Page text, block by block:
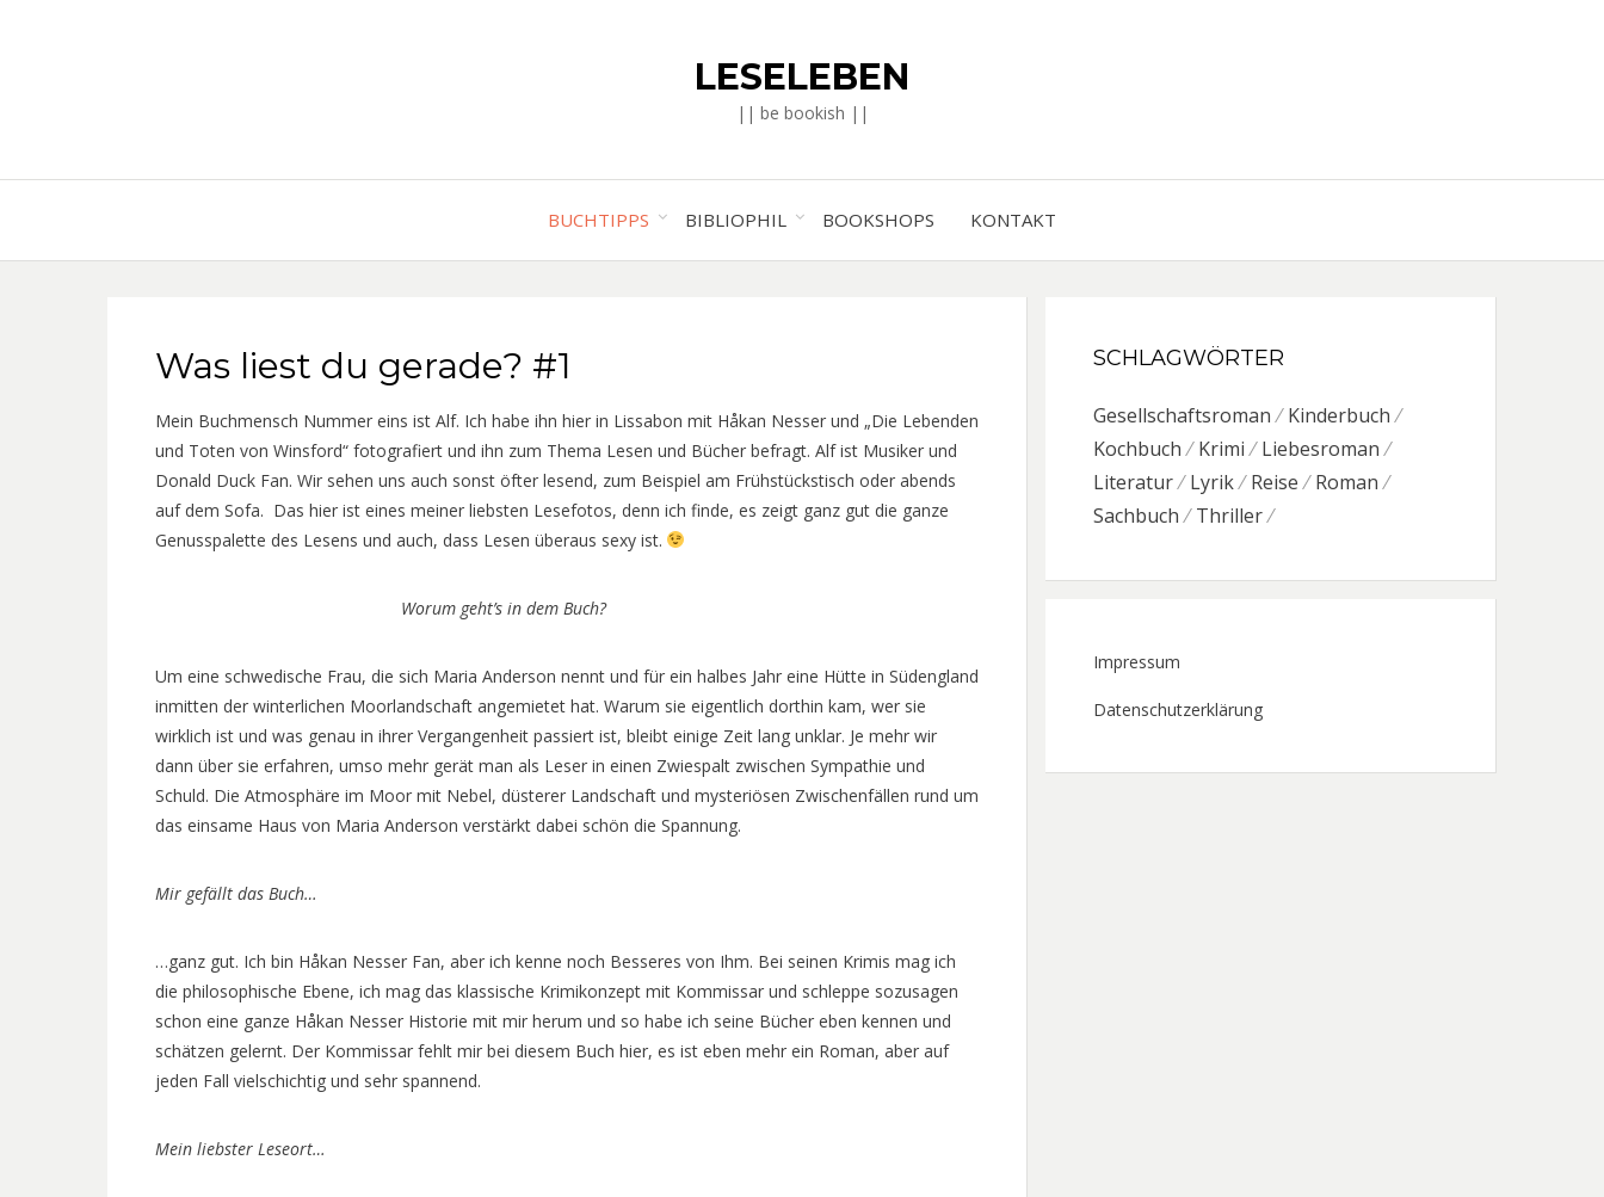
LESELEBEN
|| be bookish ||
BUCHTIPPS BIBLIOPHIL BOOKSHOPS KONTAKT
Was liest du gerade? #1
Mein Buchmensch Nummer eins ist Alf. Ich habe ihn hier in Lissabon mit Håkan Nesser und „Die Lebenden
und Toten von Winsford“ fotografiert und ihn zum Thema Lesen und Bücher befragt. Alf ist Musiker und
Donald Duck Fan. Wir sehen uns auch sonst öfter lesend, zum Beispiel am Frühstückstisch oder abends
auf dem Sofa. Das hier ist eines meiner liebsten Lesefotos, denn ich finde, es zeigt ganz gut die ganze
Genusspalette des Lesens und auch, dass Lesen überaus sexy ist.
Worum geht’s in dem Buch?
Um eine schwedische Frau, die sich Maria Anderson nennt und für ein halbes Jahr eine Hütte in Südengland
inmitten der winterlichen Moorlandschaft angemietet hat. Warum sie eigentlich dorthin kam, wer sie
wirklich ist und was genau in ihrer Vergangenheit passiert ist, bleibt einige Zeit lang unklar. Je mehr wir
dann über sie erfahren, umso mehr gerät man als Leser in einen Zwiespalt zwischen Sympathie und
Schuld. Die Atmosphäre im Moor mit Nebel, düsterer Landschaft und mysteriösen Zwischenfällen rund um
das einsame Haus von Maria Anderson verstärkt dabei schön die Spannung.
Mir gefällt das Buch…
…ganz gut. Ich bin Håkan Nesser Fan, aber ich kenne noch Besseres von Ihm. Bei seinen Krimis mag ich
die philosophische Ebene, ich mag das klassische Krimikonzept mit Kommissar und schleppe sozusagen
schon eine ganze Håkan Nesser Historie mit mir herum und so habe ich seine Bücher eben kennen und
schätzen gelernt. Der Kommissar fehlt mir bei diesem Buch hier, es ist eben mehr ein Roman, aber auf
jeden Fall vielschichtig und sehr spannend.
Mein liebster Leseort…
SCHLAGWÖRTER
Gesellschaftsroman
Kinderbuch
Kochbuch
Krimi
Liebesroman
Literatur
Lyrik Reise
Roman
Sachbuch
Thriller
Impressum
Datenschutzerklärung